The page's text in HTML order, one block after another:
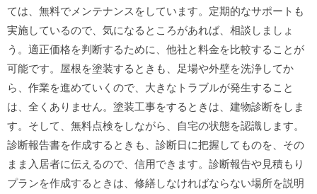
ては、無料でメンテナンスをしています。定期的なサポートも
実施しているので、気になるところがあれば、相談しましょ
う。適正価格を判断するために、他社と料金を比較することが
可能です。屋根を塗装するときも、足場や外壁を洗浄してか
ら、作業を進めていくので、大きなトラブルが発生すること
は、全くありません。塗装工事をするときは、建物診断をしま
す。そして、無料点検をしながら、自宅の状態を認識します。
診断報告書を作成するときも、診断日に把握してものを、その
まま入居者に伝えるので、信用できます。診断報告や見積もり
プランを作成するときは、修繕しなければならない場所を説明